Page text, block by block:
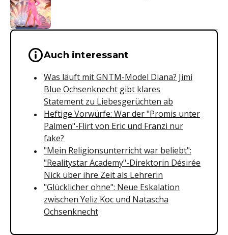
Wichtige Hinweise &
Auch interessant
Was läuft mit GNTM-Model Diana? Jimi
Blue Ochsenknecht gibt klares
Statement zu Liebesgerüchten ab
Heftige Vorwürfe: War der "Promis unter
Palmen"-Flirt von Eric und Franzi nur
fake?
"Mein Religionsunterricht war beliebt":
"Realitystar Academy"-Direktorin Désirée
Nick über ihre Zeit als Lehrerin
"Glücklicher ohne": Neue Eskalation
zwischen Yeliz Koc und Natascha
Ochsenknecht